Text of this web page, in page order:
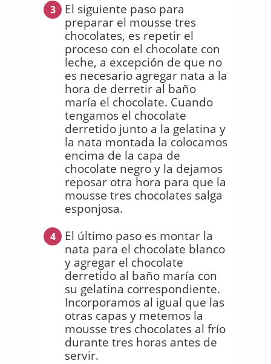
3
El siguiente paso para
preparar el mousse tres
chocolates, es repetir el
proceso con el chocolate con
leche, a excepción de que no
es necesario agregar nata a la
hora de derretir al baño
maría el chocolate. Cuando
tengamos el chocolate
derretido junto a la gelatina y
la nata montada la colocamos
encima de la capa de
chocolate negro y la dejamos
reposar otra hora para que la
mousse tres chocolates salga
esponjosa.
4
El último paso es montar la
nata para el chocolate blanco
y agregar el chocolate
derretido al baño maría con
su gelatina correspondiente.
Incorporamos al igual que las
otras capas y metemos la
mousse tres chocolates al frío
durante tres horas antes de
servir.